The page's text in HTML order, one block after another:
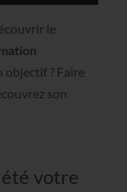
le
objectif ? Faire
son
été votre